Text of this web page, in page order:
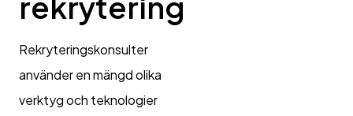
Rekryteringskonsulter
använder en mängd olika
verktyg och teknologier